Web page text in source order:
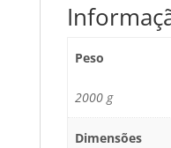
Peso
2000 g
Dimensões